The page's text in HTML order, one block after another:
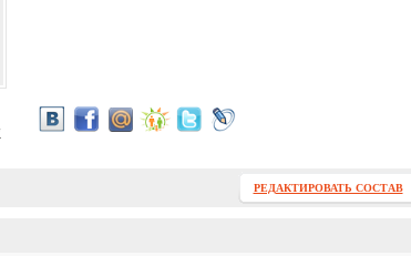
РЕДАКТИРОВАТЬ СОСТАВ